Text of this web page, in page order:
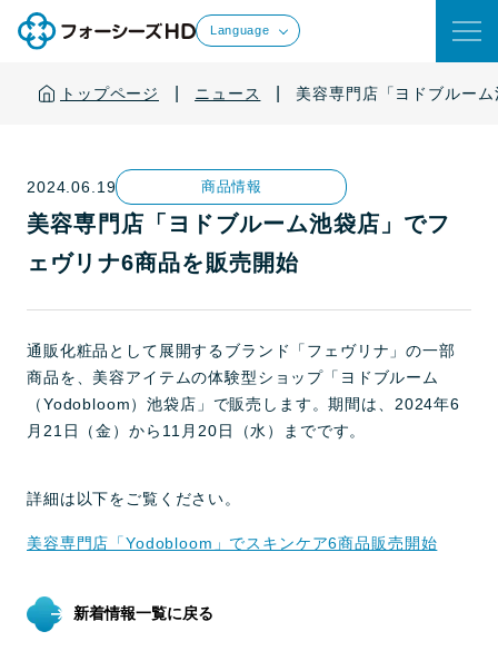
Language
トップページ ニュース 美容専門店「ヨドブルー
2024.06.19 商品情報
美容専門店「ヨドブルーム池袋店」でフ
ェヴリナ6商品を販売開始
通販化粧品として展開するブランド「フェヴリナ」の一部
商品を、美容アイテムの体験型ショップ「ヨドブルーム
（Yodobloom）池袋店」で販売します。期間は、2024年6
月21日（金）から11月20日（水）までです。
詳細は以下をご覧ください。
美容専門店「Yodobloom」でスキンケア6商品販売開始
新着情報一覧に戻る